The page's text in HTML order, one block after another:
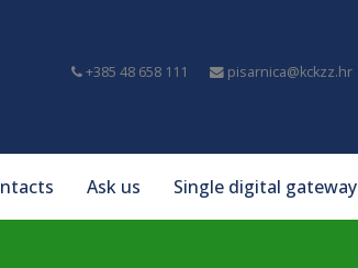
+385 48 658 111 pisarnica@kckzz.hr
Ask us Single digital gateway